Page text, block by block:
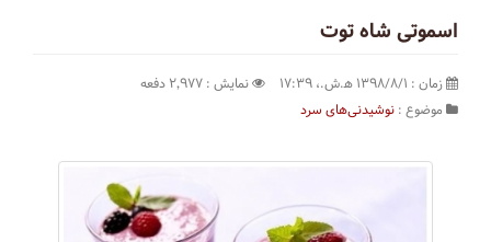
اسموتی شاه توت
زمان : ۱۳۹۸/۸/۱ ه‍.ش.،‏ ۱۷:۳۹
نمایش : ۲٬۹۷۷ دفعه
موضوع : نوشیدنی‌های سرد